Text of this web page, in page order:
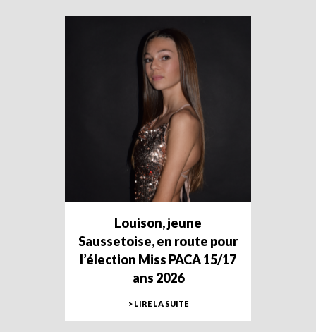
Louison, jeune
Saussetoise, en route pour
l’élection Miss PACA 15/17
ans 2026
> LIRE LA SUITE